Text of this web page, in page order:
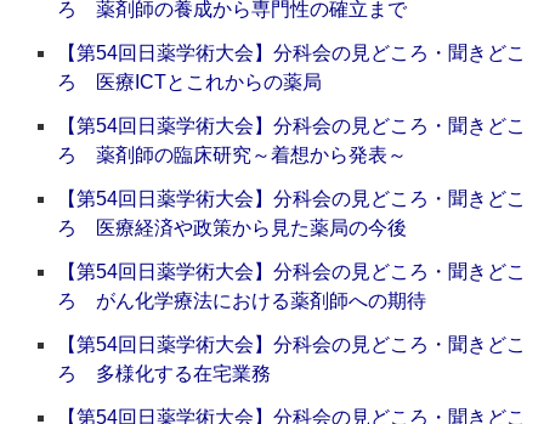
ろ 薬剤師の養成から専門性の確立まで
【第54回日薬学術大会】分科会の見どころ・聞きどこ
ろ 医療ICTとこれからの薬局
【第54回日薬学術大会】分科会の見どころ・聞きどこ
ろ 薬剤師の臨床研究～着想から発表～
【第54回日薬学術大会】分科会の見どころ・聞きどこ
ろ 医療経済や政策から見た薬局の今後
【第54回日薬学術大会】分科会の見どころ・聞きどこ
ろ がん化学療法における薬剤師への期待
【第54回日薬学術大会】分科会の見どころ・聞きどこ
ろ 多様化する在宅業務
【第54回日薬学術大会】分科会の見どころ・聞きどこ